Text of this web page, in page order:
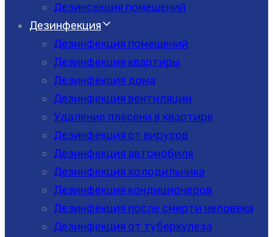
Дезинсекция помещений
Дезинфекция
Дезинфекция помещений
Дезинфекция квартиры
Дезинфекция дома
Дезинфекция вентиляции
Удаление плесени в квартире
Дезинфекция от вирусов
Дезинфекция автомобиля
Дезинфекция холодильника
Дезинфекция кондиционеров
Дезинфекция после смерти человека
Дезинфекция от туберкулеза